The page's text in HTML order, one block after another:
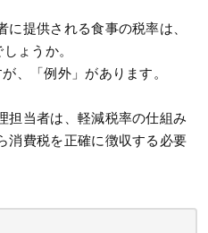
提供される食事の税率は、
ょうか。
、「例外」があります。
担当者は、軽減税率の仕組み
消費税を正確に徴収する必要